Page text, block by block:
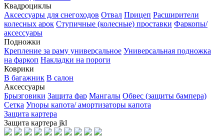
Квадроциклы
Аксессуары для снегоходов Отвал Прицеп Расширители
колесных арок Ступичные (колесные) проставки Фаркопы/
аксессуары
Подножки
Крепление за раму универсальное Универсальная подножка
на фаркоп Накладки на пороги
Коврики
В багажник В салон
Аксессуары
Брызговики Защита фар Мангалы Обвес (защиты бампера)
Сетка Упоры капота/ амортизаторы капота
Защита картера
Защита картера jkl